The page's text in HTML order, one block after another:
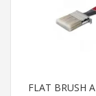
FLAT BRUSH